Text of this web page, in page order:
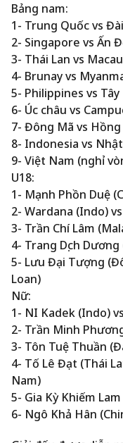
Bảng nam:
1- Trung Quốc vs
2- Singapore vs Ấn
3- Thái Lan vs Macau
4- Brunay vs
5- Philippines vs Tây
6- Úc châu vs
7- Đông Mã vs Hồng
8- Indonesia vs
9- Việt Nam (nghỉ
U18:
1- Mạnh Phồn Duệ
2- Wardana (Indo)
3- Trần Chí Lâm
4- Trang Dịch
5- Lưu Đại Tượng
Loan)
Nữ:
1- NI Kadek (Indo)
2- Trần Minh
3- Tôn Tuệ Thuần
4- Tố Lê Đạt (Thái
Nam)
5- Gia Kỳ Khiếm
6- Ngô Khả Hân